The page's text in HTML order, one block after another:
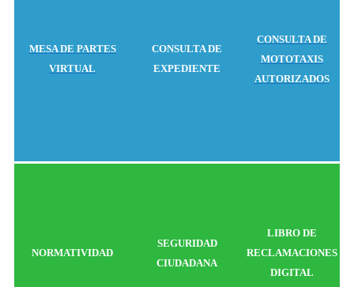
MESADE PARTES
VIRTUAL
CONSULTA DE
EXPEDIENTE
CONSULTA DE
MOTOTAXIS
AUTORIZADOS
NORMATIVIDAD
SEGURIDAD
CIUDADANA
LIBRO DE
RECLAMACIONES
DIGITAL